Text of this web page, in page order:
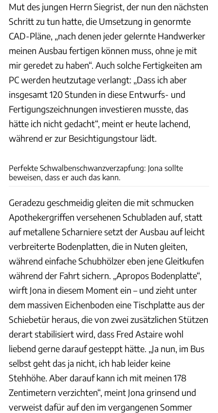
Mut des jungen Herrn Siegrist, der nun den nächsten
Schritt zu tun hatte, die Umsetzung in genormte
CAD-Pläne, „nach denen jeder gelernte Handwerker
meinen Ausbau fertigen können muss, ohne je mit
mir geredet zu haben“. Auch solche Fertigkeiten am
PC werden heutzutage verlangt: „Dass ich aber
insgesamt 120 Stunden in diese Entwurfs- und
Fertigungszeichnungen investieren musste, das
hätte ich nicht gedacht“, meint er heute lachend,
während er zur Besichtigungstour lädt.
Perfekte Schwalbenschwanzverzapfung: Jona sollte
beweisen, dass er auch das kann.
Geradezu geschmeidig gleiten die mit schmucken
Apothekergriffen versehenen Schubladen auf, statt
auf metallene Scharniere setzt der Ausbau auf leicht
verbreiterte Bodenplatten, die in Nuten gleiten,
während einfache Schubhölzer eben jene Gleitkufen
während der Fahrt sichern. „Apropos Bodenplatte“,
wirft Jona in diesem Moment ein – und zieht unter
dem massiven Eichenboden eine Tischplatte aus der
Schiebetür heraus, die von zwei zusätzlichen Stützen
derart stabilisiert wird, dass Fred Astaire wohl
liebend gerne darauf gesteppt hätte. „Ja nun, im Bus
selbst geht das ja nicht, ich hab leider keine
Stehhöhe. Aber darauf kann ich mit meinen 178
Zentimetern verzichten“, meint Jona grinsend und
verweist dafür auf den im vergangenen Sommer